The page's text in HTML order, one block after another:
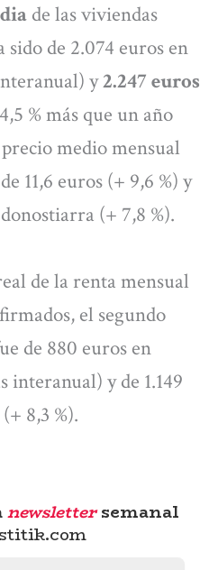
de las viviendas
de 2.074 euros en
y2.247 euros
% más que un año
medio mensual
11,6 euros (+ 9,6 %) y
(+ 7,8 %).
de la renta mensual
el segundo
de 880 euros en
interanual) y de 1.149
8,3 %).
newslettersemanal